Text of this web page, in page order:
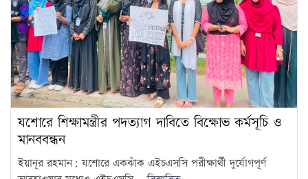
যশোরে শিক্ষামন্ত্রীর পদত্যাগ দাবিতে বিক্ষোভ কর্মসূচি ও
মানববন্ধন
ইয়ানূর রহমান: যশোরে একঝাঁক এইচএসসি পরীক্ষার্থী দুর্যোগপূর্ণ